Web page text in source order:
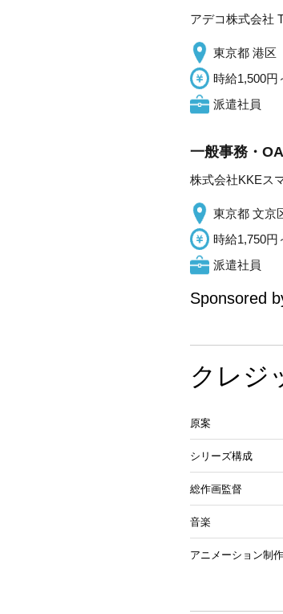
アデコ株式会社
東京都 港区
時給1,500円
派遣社員
一般事務・
株式会社KKEス
東京都 文京
時給1,750円
派遣社員
Sponsored
クレジ
原案
シリーズ構成
総作画監督
音楽
アニメーション制作